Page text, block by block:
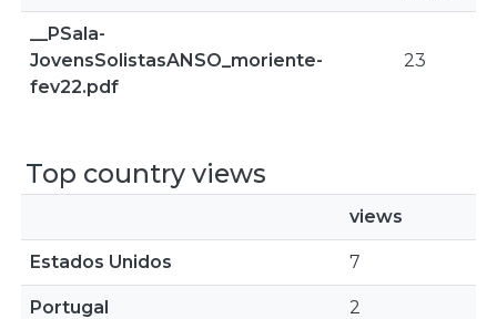
__PSala-
JovensSolistasANSO_moriente-
fev22.pdf
23
Top country views
views
Estados Unidos 7
Portugal 2